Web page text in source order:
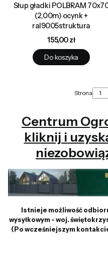
Słup gładki POLBRAM
(2,00m) ocynk +
ral9005struktura
Cena
155,00 zł
Do koszyka
Strona
Centrum
kliknij i
Istnieje możliwość
wysyłkowym - woj.
(Po wcześniejszym